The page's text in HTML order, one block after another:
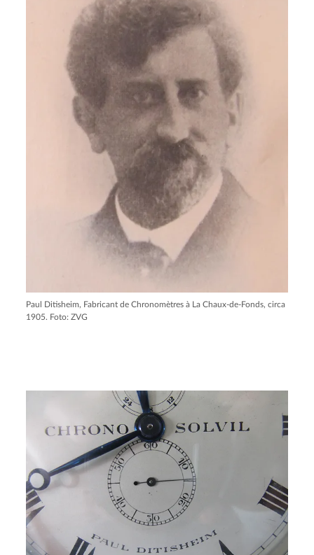
Paul Ditisheim, Fabricant de Chronomètres à La Chaux-de-Fonds, circa
1905. Foto: ZVG